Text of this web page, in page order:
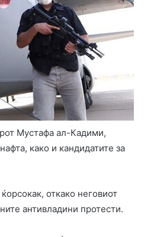
Мустафа ал-Кадими,
како и кандидатите за
откако неговиот
антивладини протести.